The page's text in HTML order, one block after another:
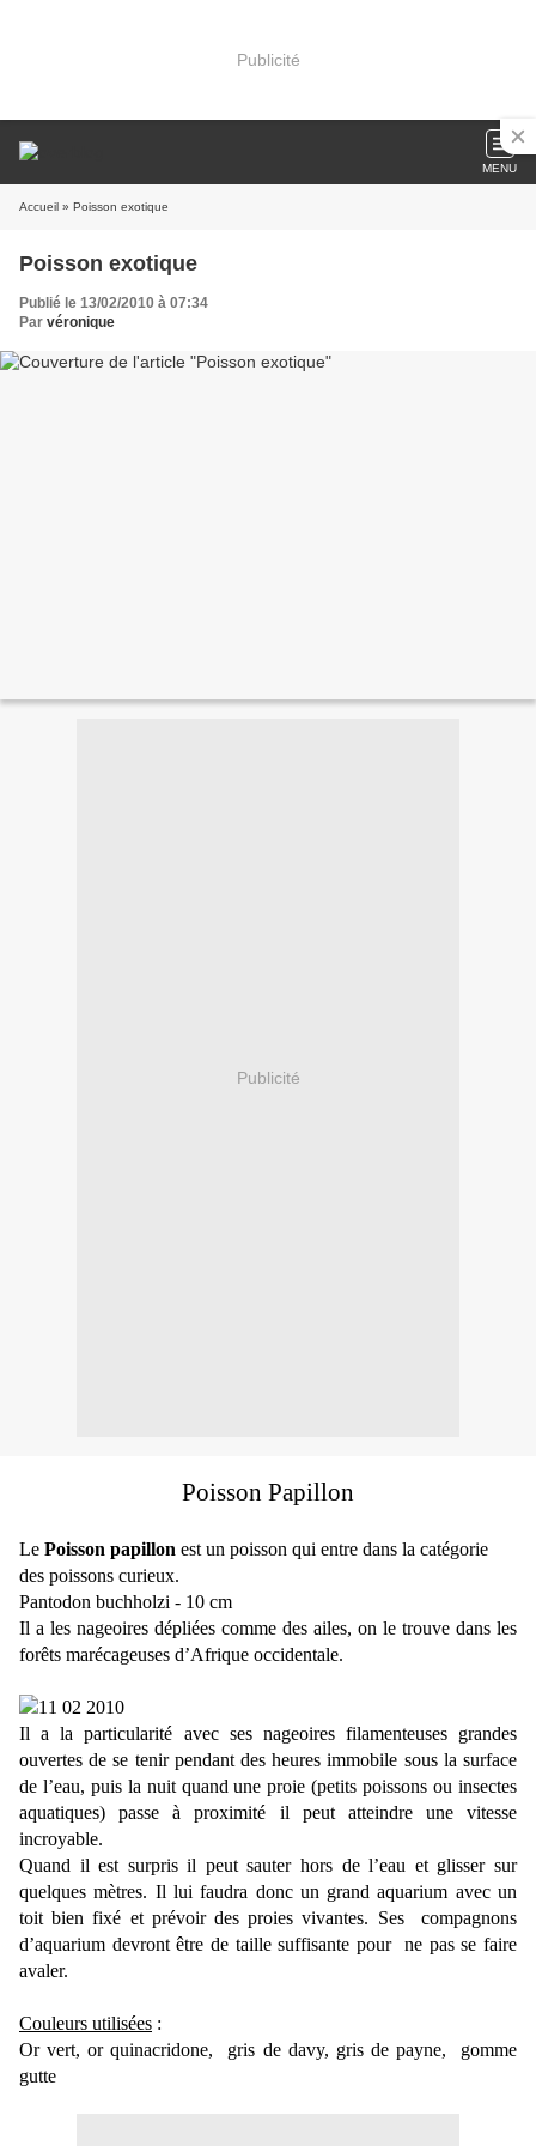
Publicité
MENU
Accueil » Poisson exotique
Poisson exotique
Publié le 13/02/2010 à 07:34
Par véronique
Publicité
Poisson Papillon
Le Poisson papillon est un poisson qui entre dans la catégorie
des poissons curieux.
Pantodon buchholzi - 10 cm
Il a les nageoires dépliées comme des ailes, on le trouve dans les
forêts marécageuses d’Afrique occidentale.
Il a la particularité avec ses nageoires filamenteuses grandes
ouvertes de se tenir pendant des heures immobile sous la surface
de l’eau, puis la nuit quand une proie (petits poissons ou insectes
aquatiques) passe à proximité il peut atteindre une vitesse
incroyable.
Quand il est surpris il peut sauter hors de l’eau et glisser sur
quelques mètres. Il lui faudra donc un grand aquarium avec un
toit bien fixé et prévoir des proies vivantes. Ses
compagnons
d’aquarium devront être de taille suffisante pour
ne pas se faire
avaler.
Couleurs utilisées :
Or vert, or quinacridone,
gris de davy, gris de payne,
gomme
gutte